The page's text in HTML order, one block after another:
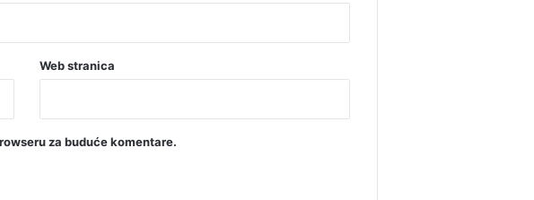
Web stranica
za buduće komentare.